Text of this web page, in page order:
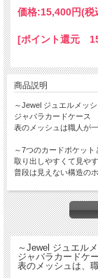
価格:15,400円(税
[ポイント還元
商品説明
～Jewel ジュエルメッシ
ジャバラカードケース
表のメッシュは職人が
～7つのカードポケッ
取り出しやすくて見や
普段は見えない構造の
全国送料無料＆ギフト
贈り物などにもぜひご
送料無料 永年保証 ギフ
仕様：カード7、隠し
■サイズ ：W12cm ×
重量 ： 80g
～Jewel ジュエル
ジャバラカードケ
表のメッシュは、